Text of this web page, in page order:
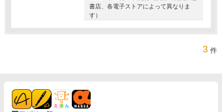
書店、各電子ストアによって異なりま
す）
3 件